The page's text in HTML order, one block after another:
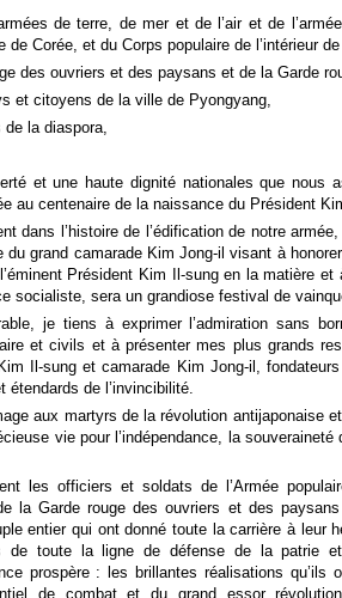
de terre, de mer et de l’air et de
de Corée, et du Corps populaire de l’intérieur
des ouvriers et des paysans et de la Garde
et citoyens de la ville de Pyongyang,
la diaspora,
et une haute dignité nationales que nous
au centenaire de la naissance du Président
dans l’histoire de l’édification de notre
du grand camarade Kim Jong-il visant à
Président Kim Il-sung en la matière et
socialiste, sera un grandiose festival de
je tiens à exprimer l’admiration sans
et civils et à présenter mes plus grands
Il-sung et camarade Kim Jong-il,
de l’invincibilité.
aux martyrs de la révolution antijaponaise
vie pour l’indépendance, la
les officiers et soldats de l’Armée
la Garde rouge des ouvriers et des
entier qui ont donné toute la carrière à leur
de toute la ligne de défense de la patrie
prospère : les brillantes réalisations qu’ils
de combat et du grand essor